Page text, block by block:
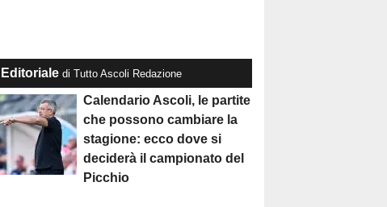
Editoriale di Tutto Ascoli Redazione
Calendario Ascoli, le partite
che possono cambiare la
stagione: ecco dove si
deciderà il campionato del
Picchio